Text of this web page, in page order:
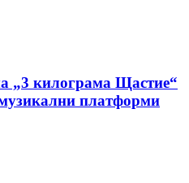
„3 килограма Щастие“
платформи